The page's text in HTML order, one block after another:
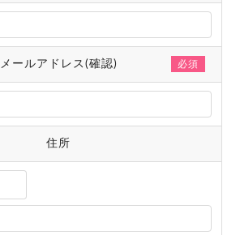
メールアドレス(確認) 必須
住所